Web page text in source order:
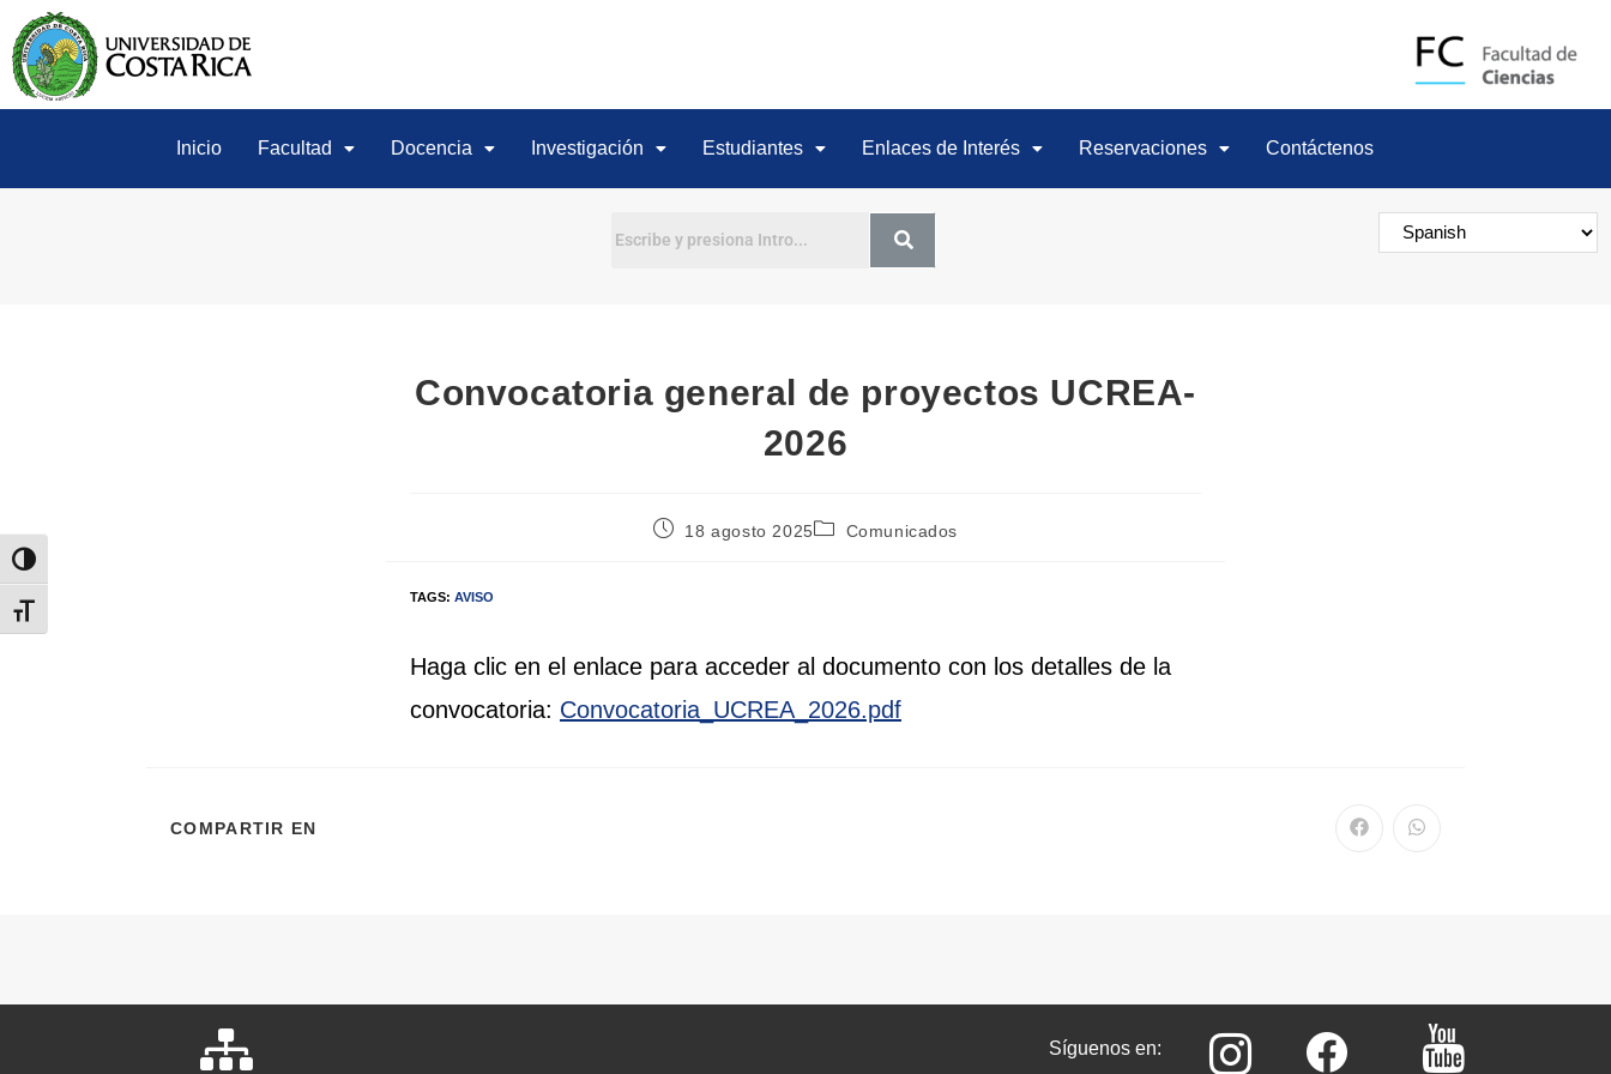
Alternar alto contraste
Alternar tamaño de letra
Inicio Facultad Docencia Investigación Estudiantes Enlaces de Interés Reservaciones Contáctenos
Convocatoria general de proyectos UCREA-
2026
18 agosto 2025 Comunicados
TAGS: AVISO
Haga clic en el enlace para acceder al documento con los detalles de la
convocatoria: Convocatoria_UCREA_2026.pdf
COMPARTIR EN
Síguenos en: